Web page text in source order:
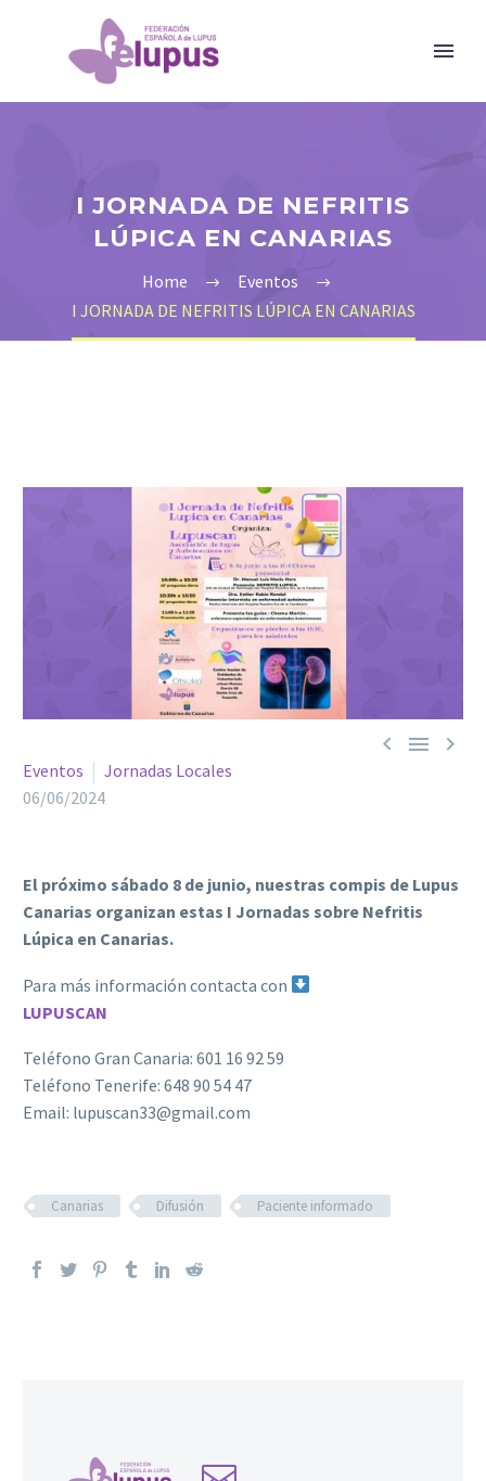
I JORNADA DE NEFRITIS
LÚPICA EN CANARIAS
Home
Eventos
I JORNADA DE NEFRITIS LÚPICA EN CANARIAS
  
Eventos
Jornadas Locales
06/06/2024
El próximo sábado 8 de junio, nuestras compis de Lupus
Canarias organizan estas I Jornadas sobre Nefritis
Lúpica en Canarias.
Para más información contacta con
LUPUSCAN
Teléfono Gran Canaria: 601 16 92 59
Teléfono Tenerife: 648 90 54 47
Email: lupuscan33@gmail.com
Canarias Difusión Paciente informado